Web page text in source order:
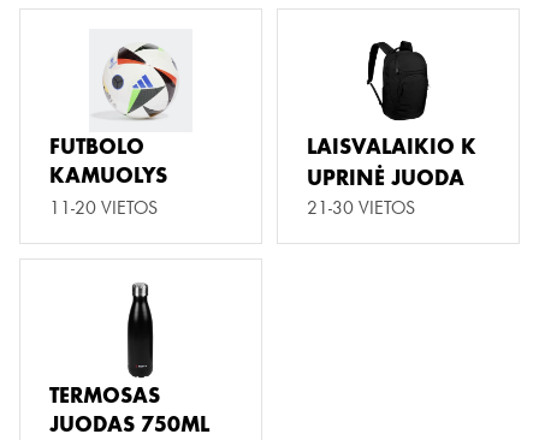
FUTBOLO
KAMUOLYS
11-20 VIETOS
LAISVALAIKIO K
UPRINĖ JUODA
21-30 VIETOS
TERMOSAS
JUODAS 750ML